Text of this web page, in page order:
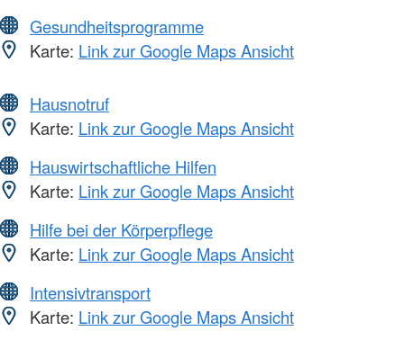
Gesundheitsprogramme
Karte: Link zur Google Maps Ansicht
Hausnotruf
Karte: Link zur Google Maps Ansicht
Hauswirtschaftliche Hilfen
Karte: Link zur Google Maps Ansicht
Hilfe bei der Körperpflege
Karte: Link zur Google Maps Ansicht
Intensivtransport
Karte: Link zur Google Maps Ansicht